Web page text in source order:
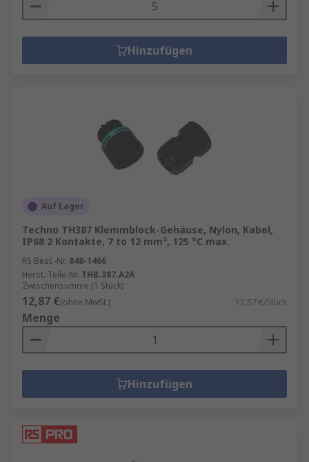
Hinzufügen
Auf Lager
Techno TH387 Klemmblock-Gehäuse, Nylon, Kabel,
IP68 2 Kontakte, 7 to 12 mm², 125 °C max.
RS Best.-Nr. 848-1466
Herst. Teile-Nr. THB.387.A2A
Zwischensumme (1 Stück)
12,87 €(ohne MwSt.) 12,87 €/Stück
Menge
Hinzufügen